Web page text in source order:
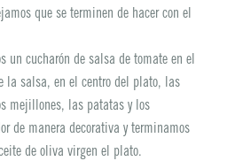
que se terminen de hacer con el
un cucharón de salsa de tomate en el
la salsa, en el centro del plato, las
mejillones, las patatas y los
de manera decorativa y terminamos
de oliva virgen el plato.